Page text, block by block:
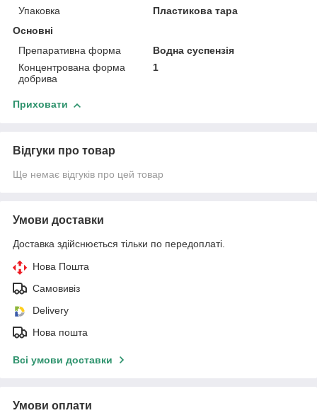
Упаковка
Пластикова тара
Основні
Препаративна форма
Водна суспензія
Концентрована форма
добрива
1
Приховати
Відгуки про товар
Ще немає відгуків про цей товар
Умови доставки
Доставка здійснюється тільки по передоплаті.
Нова Пошта
Самовивіз
Delivery
Нова пошта
Всі умови доставки
Умови оплати